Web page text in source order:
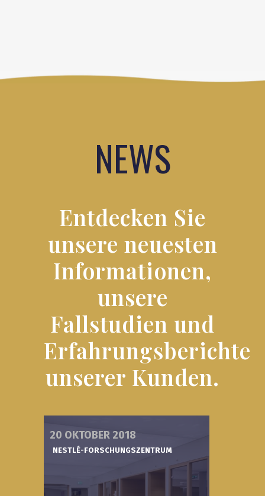
NEWS
Entdecken Sie
unsere neuesten
Informationen,
unsere
Fallstudien und
Erfahrungsberichte
unserer Kunden.
20 OKTOBER 2018
NESTLÉ-FORSCHUNGSZENTRUM